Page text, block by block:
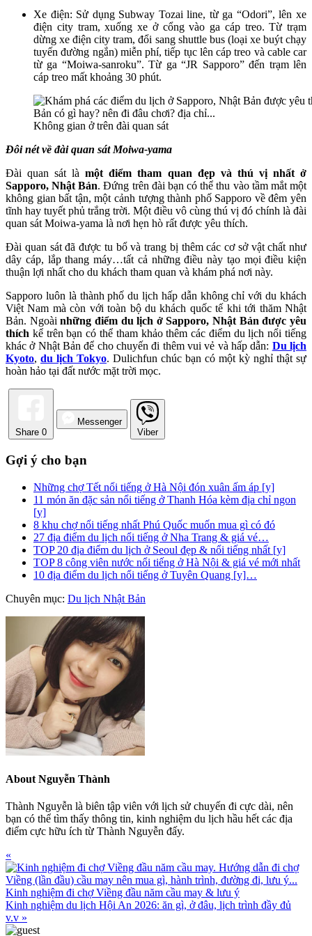
Xe điện: Sử dụng Subway Tozai line, từ ga “Odori”, lên xe
điện city tram, xuống xe ở cổng vào ga cáp treo. Từ trạm
dừng xe điện city tram, đổi sang shuttle bus (loại xe buýt chạy
tuyến đường ngắn) miễn phí, tiếp tục lên cáp treo và cable car
từ ga “Moiwa-sanroku”. Từ ga “JR Sapporo” đến trạm lên
cáp treo mất khoảng 30 phút.
Không gian ở trên đài quan sát
Đôi nét về đài quan sát Moiwa-yama
Đài quan sát làmột điểm tham quan đẹp và thú vị nhất ở
Sapporo, Nhật Bản. Đứng trên đài bạn có thể thu vào tầm mắt một
không gian bất tận, một cảnh tượng thành phố Sapporo về đêm yên
tĩnh hay tuyết phủ trắng trời. Một điều vô cùng thú vị đó chính là đài
quan sát Moiwa-yama là nơi hẹn hò rất được yêu thích.
Đài quan sát đã được tu bổ và trang bị thêm các cơ sở vật chất như
dây cáp, lắp thang máy…tất cả những điều này tạo mọi điều kiện
thuận lợi nhất cho du khách tham quan và khám phá nơi này.
Sapporo luôn là thành phố du lịch hấp dẫn không chỉ với du khách
Việt Nam mà còn với toàn bộ du khách quốc tế khi tới thăm Nhật
Bản. Ngoàinhững điểm du lịch ở Sapporo, Nhật Bản được yêu
thích kể trên bạn có thể tham khảo thêm các điểm du lịch nổi tiếng
khác ở Nhật Bản để cho chuyến đi thêm vui vẻ và hấp dẫn: Du lịch
Kyoto, du lịch Tokyo. Dulichfun chúc bạn có một kỳ nghỉ thật sự
hoàn hảo tại đất nước mặt trời mọc.
Share 0
Messenger
Viber
Gợi ý cho bạn
Những chợ Tết nổi tiếng ở Hà Nội đón xuân ấm áp [y]
11 món ăn đặc sản nổi tiếng ở Thanh Hóa kèm địa chỉ ngon
[y]
8 khu chợ nổi tiếng nhất Phú Quốc muốn mua gì có đó
27 địa điểm du lịch nổi tiếng ở Nha Trang & giá vé…
TOP 20 địa điểm du lịch ở Seoul đẹp & nổi tiếng nhất [y]
TOP 8 công viên nước nổi tiếng ở Hà Nội & giá vé mới nhất
10 địa điểm du lịch nổi tiếng ở Tuyên Quang [y]…
Chuyên mục: Du lịch Nhật Bản
About Nguyễn Thành
Thành Nguyễn là biên tập viên với lịch sử chuyến đi cực dài, nên
bạn có thể tìm thấy thông tin, kinh nghiệm du lịch hầu hết các địa
điểm cực hữu ích từ Thành Nguyễn đấy.
Previous
Post:
«
Kinh nghiệm đi chợ Viềng đầu năm cầu may & lưu ý
Next
Post:
Kinh nghiệm du lịch Hội An 2026: ăn gì, ở đâu, lịch trình đầy đủ
v.v »